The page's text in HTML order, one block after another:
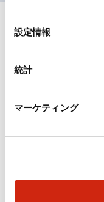
設定情報
統計
マーケティング
仕様